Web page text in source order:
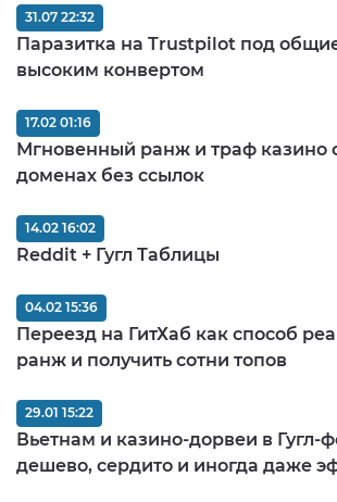
Паразитка на Trustpilot под
высоким конвертом
31.07 22:32
Мгновенный ранж и траф казино
доменах без ссылок
17.02 01:16
Reddit + Гугл Таблицы
14.02 16:02
Переезд на ГитХаб как способ
ранж и получить сотни топов
04.02 15:36
Вьетнам и казино-дорвеи в Гугл-
дешево, сердито и иногда даже
29.01 15:22